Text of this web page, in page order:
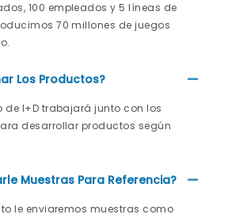
100 empleados y 5 líneas de
70 millones de juegos
Los Productos?
de I+D trabajará junto con los
desarrollar productos según
Muestras Para Referencia?
le enviaremos muestras como